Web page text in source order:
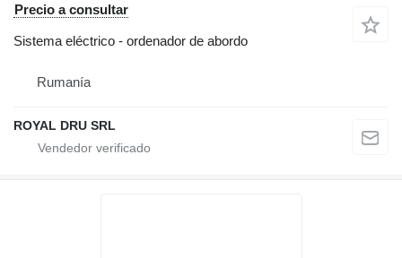
Precio a consultar
Sistema eléctrico - ordenador de abordo
Rumanía
ROYAL DRU SRL